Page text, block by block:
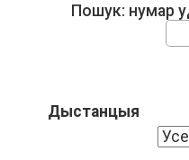
Пошук: нумар
Дыстанцыя